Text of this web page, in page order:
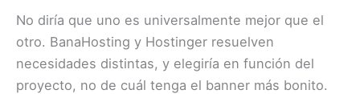
No diría que uno es universalmente mejor que el
otro. BanaHosting y Hostinger resuelven
necesidades distintas, y elegiría en función del
proyecto, no de cuál tenga el banner más bonito.